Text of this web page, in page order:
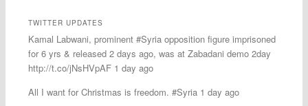
TWITTER UPDATES
Kamal Labwani, prominent #Syria opposition figure imprisoned
for 6 yrs & released 2 days ago, was at Zabadani demo 2day
http://t.co/jNsHVpAF 1 day ago
All I want for Christmas is freedom. #Syria 1 day ago